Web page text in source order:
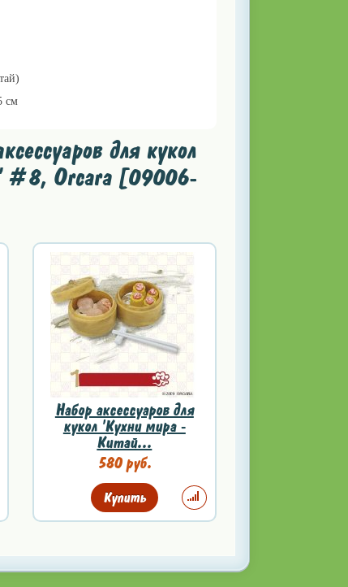
см
для кукол
#8, Orcara [09006-
Набор аксессуаров для
кукол 'Кухни мира -
Китай...
580 руб.
Купить